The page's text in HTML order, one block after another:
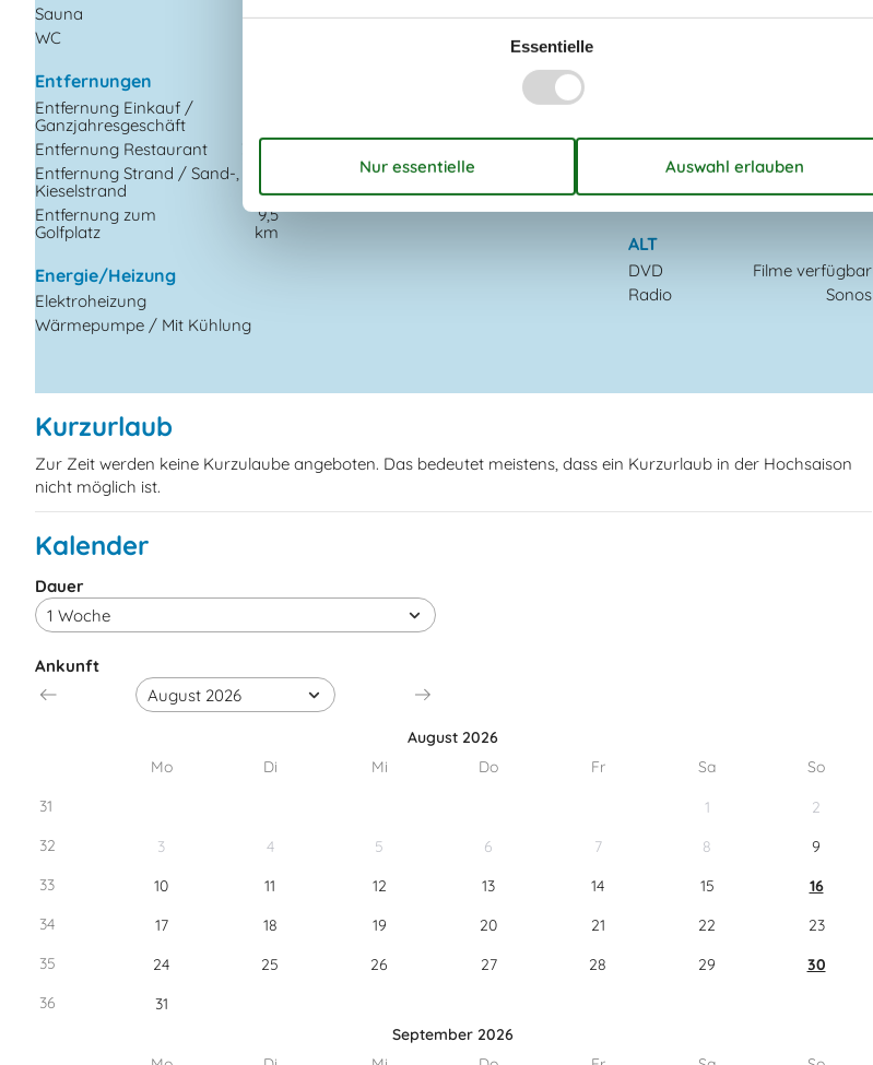
Sauna
WC
Entfernungen
Entfernung Einkauf /
Ganzjahresgeschäft
Entfernung Restaurant
Entfernung Strand / Sand-,
Kieselstrand
m
Entfernung zum
Golfplatz
9,5
km
Energie/Heizung
Elektroheizung
Wärmepumpe / Mit Kühlung
Multimedien
Kostenloses WLAN - mehr als
Golf-Urlaub Preis inbegriffen
Endreinigung inkl.
ALT
DVD
Filme verfügbar
Radio
Sonos
Kurzurlaub
Zur Zeit werden keine Kurzulaube angeboten. Das bedeutet meistens, dass ein Kurzurlaub in der Hochsaison
nicht möglich ist.
Kalender
Ankunft
August 2026
Mo
Di Mi Do Fr Sa
So
31
1
2
32
3 4 5 6 7 8
9
33
10 11 12 13 14 15
16
34
17 18 19 20 21 22
23
35
24 25 26 27 28 29
30
36
31
September 2026
Dauer
Essentielle